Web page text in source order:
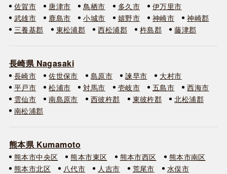
佐賀市 唐津市 鳥栖市 多久市
伊万里市
武雄市
鹿島市 小城市 嬉野市 神崎市
神崎郡
三養基郡
東松浦郡 西松浦郡 杵島郡 藤津郡
長崎県 Nagasaki
長崎市 佐世保市 島原市 諫早市
大村市
平戸市
松浦市 対馬市 壱岐市 五島市
西海市
雲仙市
南島原市 西彼杵郡 東彼杵郡
北松浦郡
南松浦郡
熊本県 Kumamoto
熊本市中央区 熊本市東区 熊本市西区
熊本市南区
熊本市北区
八代市 人吉市 荒尾市
水俣市